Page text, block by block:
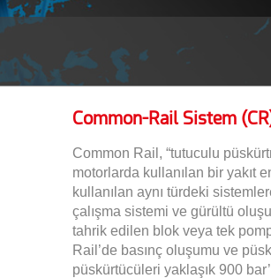
Common-Rail Sistem
Common Rail, “tutuculu
motorlarda kullanılan bir yakıt
kullanılan aynı türdeki
çalışma sistemi ve gürültü
tahrik edilen blok veya tek
Rail’de basınç oluşumu ve
püskürtücüleri yaklaşık 900